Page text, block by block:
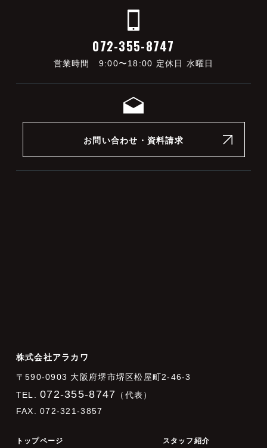
072-355-8747
営業時間 9:00〜18:00 定休日 水曜日
お問い合わせ・資料請求
株式会社アラカワ
〒590-0903 大阪府堺市堺区松屋町2-46-3
TEL.072-355-8747 （代表）
FAX. 072-321-3857
トップページ スタッフ紹介